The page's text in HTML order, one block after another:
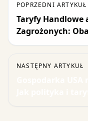
POPRZEDNI ARTYKUŁ
Taryfy Handlowe
Zagrożonych:
NASTĘPNY ARTYKUŁ